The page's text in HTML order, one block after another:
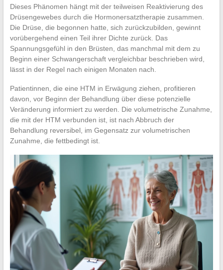
Dieses Phänomen hängt mit der teilweisen Reaktivierung des
Drüsengewebes durch die Hormonersatztherapie zusammen.
Die Drüse, die begonnen hatte, sich zurückzubilden, gewinnt
vorübergehend einen Teil ihrer Dichte zurück. Das
Spannungsgefühl in den Brüsten, das manchmal mit dem zu
Beginn einer Schwangerschaft vergleichbar beschrieben wird,
lässt in der Regel nach einigen Monaten nach.
Patientinnen, die eine HTM in Erwägung ziehen, profitieren
davon, vor Beginn der Behandlung über diese potenzielle
Veränderung informiert zu werden. Die volumetrische Zunahme,
die mit der HTM verbunden ist, ist nach Abbruch der
Behandlung reversibel, im Gegensatz zur volumetrischen
Zunahme, die fettbedingt ist.